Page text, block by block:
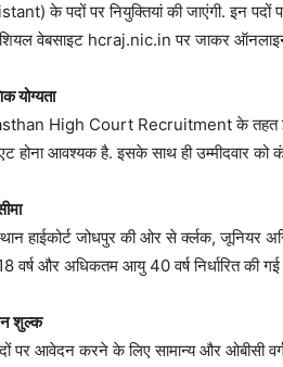
के पदों पर नियुक्तियां की जाएंगी. इन
वेबसाइट hcraj.nic.in पर जाकर
योग्यता
High Court Recruitment के तहत इन
होना आवश्यक है. इसके साथ ही उम्मीदवार को
हाईकोर्ट जोधपुर की ओर से र्क्लक, जूनियर
वर्ष और अधिकतम आयु 40 वर्ष निर्धारित की गई
शुल्क
पर आवेदन करने के लिए सामान्य और ओबीसी